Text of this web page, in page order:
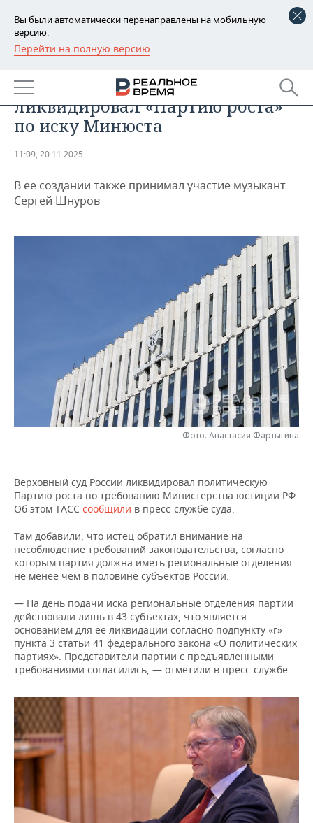
Вы были автоматически перенаправлены на мобильную
версию.
Перейти на полную версию
РЕГИОНЫ
БАШКОРТОСТАН
ТАТАРСТАН
НОВОСТИ
АНАЛИТИКА
ДЕКЛАРАЦИИ О ДОХОДАХ
КОРОЛИ ГОСЗАКАЗА ПФО
НОВОСТИ ЭКОНОМИКИ
ФИНАНСЫ
ПРОМЫШЛЕННОСТЬ
НОВОСТИ
ЭНЕРГЕТИКА
НЕДВИЖИМОСТЬ
РОЗНИЧНАЯ ТОРГОВЛЯ
ТРАНСПОРТ
УСЛУГИ
НОВОСТИ ТЕХНОЛОГИЙ
МЕДИА
НОВОСТИ МЕРОПРИЯТИЙ
ВЫЕЗДНАЯ РЕДАКЦИЯ
ОТКРЫТАЯ ЛЕКЦИЯ
НОВОСТИ СПОРТА
БАСКЕТБОЛ
ВОЛЕЙБОЛ
КИБЕРСПОРТ
ФИГУРНОЕ КАТАНИЕ
ВОДНЫЕ ВИДЫ СПОРТА
ХОККЕЙ С МЯЧОМ
ОБЩЕСТВО
ИНФРАСТРУКТУРА
ИСТОРИЯ
КУЛЬТУРА
МЕДИЦИНА
ОБРАЗОВАНИЕ
ПРОИСШЕСТВИЯ
СПРАВОЧНИК
СПИСОК ПЕРСОН
СПИСОК КОМПАНИЙ
ПОЛНАЯ ВЕРСИЯ
Верховный суд России
ликвидировал «Партию роста»
по иску Минюста
11:09, 20.11.2025
В ее создании также принимал участие музыкант
Сергей Шнуров
Фото: Анастасия Фартыгина
Верховный суд России ликвидировал политическую
Партию роста по требованию Министерства юстиции РФ.
Об этом ТАСС сообщили в пресс-службе суда.
Там добавили, что истец обратил внимание на
несоблюдение требований законодательства, согласно
которым партия должна иметь региональные отделения
не менее чем в половине субъектов России.
— На день подачи иска региональные отделения партии
действовали лишь в 43 субъектах, что является
основанием для ее ликвидации согласно подпункту «г»
пункта 3 статьи 41 федерального закона «О политических
партиях». Представители партии с предъявленными
требованиями согласились, — отметили в пресс-службе.